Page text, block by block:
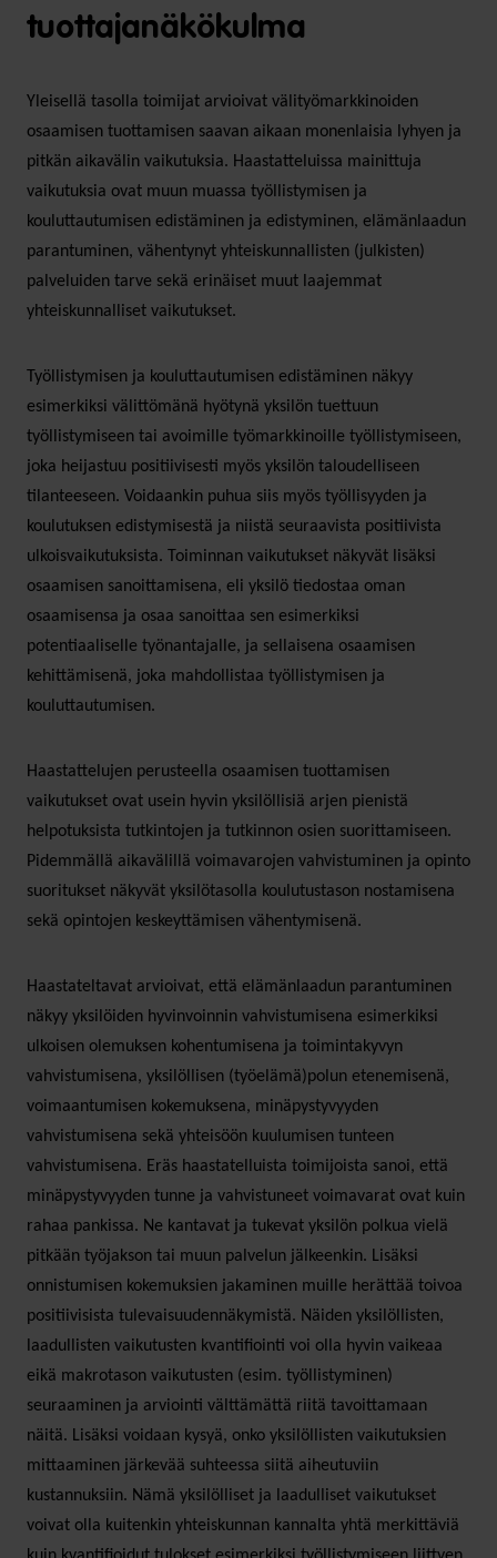
tuottajanäkökulma
Yleisellä tasolla toimijat arvioivat välityömarkkinoiden
osaamisen tuottamisen saavan aikaan monenlaisia lyhyen ja
pitkän aikavälin vaikutuksia. Haastatteluissa mainittuja
vaikutuksia ovat muun muassa työllistymisen ja
kouluttautumisen edistäminen ja edistyminen, elämänlaadun
parantuminen, vähentynyt yhteiskunnallisten (julkisten)
palveluiden tarve sekä erinäiset muut laajemmat
yhteiskunnalliset vaikutukset.
Työllistymisen ja kouluttautumisen edistäminen näkyy
esimerkiksi välittömänä hyötynä yksilön tuettuun
työllistymiseen tai avoimille työmarkkinoille työllistymiseen,
joka heijastuu positiivisesti myös yksilön taloudelliseen
tilanteeseen. Voidaankin puhua siis myös työllisyyden ja
koulutuksen edistymisestä ja niistä seuraavista positiivista
ulkoisvaikutuksista. Toiminnan vaikutukset näkyvät lisäksi
osaamisen sanoittamisena, eli yksilö tiedostaa oman
osaamisensa ja osaa sanoittaa sen esimerkiksi
potentiaaliselle työnantajalle, ja sellaisena osaamisen
kehittämisenä, joka mahdollistaa työllistymisen ja
kouluttautumisen.
Haastattelujen perusteella osaamisen tuottamisen
vaikutukset ovat usein hyvin yksilöllisiä arjen pienistä
helpotuksista tutkintojen ja tutkinnon osien suorittamiseen.
Pidemmällä aikavälillä voimavarojen vahvistuminen ja opinto
suoritukset näkyvät yksilötasolla koulutustason nostamisena
sekä opintojen keskeyttämisen vähentymisenä.
Haastateltavat arvioivat, että elämänlaadun parantuminen
näkyy yksilöiden hyvinvoinnin vahvistumisena esimerkiksi
ulkoisen olemuksen kohentumisena ja toimintakyvyn
vahvistumisena, yksilöllisen (työelämä)polun etenemisenä,
voimaantumisen kokemuksena, minäpystyvyyden
vahvistumisena sekä yhteisöön kuulumisen tunteen
vahvistumisena. Eräs haastatelluista toimijoista sanoi, että
minäpystyvyyden tunne ja vahvistuneet voimavarat ovat kuin
rahaa pankissa. Ne kantavat ja tukevat yksilön polkua vielä
pitkään työjakson tai muun palvelun jälkeenkin. Lisäksi
onnistumisen kokemuksien jakaminen muille herättää toivoa
positiivisista tulevaisuudennäkymistä. Näiden yksilöllisten,
laadullisten vaikutusten kvantifiointi voi olla hyvin vaikeaa
eikä makrotason vaikutusten (esim. työllistyminen)
seuraaminen ja arviointi välttämättä riitä tavoittamaan
näitä. Lisäksi voidaan kysyä, onko yksilöllisten vaikutuksien
mittaaminen järkevää suhteessa siitä aiheutuviin
kustannuksiin. Nämä yksilölliset ja laadulliset vaikutukset
voivat olla kuitenkin yhteiskunnan kannalta yhtä merkittäviä